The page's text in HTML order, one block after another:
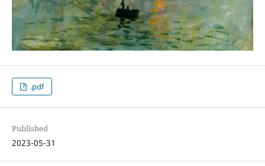
.pdf
Published
2023-05-31